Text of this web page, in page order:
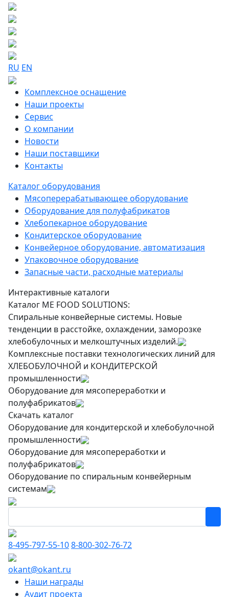
RU EN
Комплексное оснащение
Наши проекты
Сервис
О компании
Новости
Наши поставщики
Контакты
Каталог оборудования
Мясоперерабатывающее оборудование
Оборудование для полуфабрикатов
Хлебопекарное оборудование
Кондитерское оборудование
Конвейерное оборудование, автоматизация
Упаковочное оборудование
Запасные части, расходные материалы
Интерактивные каталоги
Каталог ME FOOD SOLUTIONS:
Спиральные конвейерные системы. Новые
тенденции в расстойке, охлаждении, заморозке
хлебобулочных и мелкоштучных изделий.
Комплексные поставки технологических линий для
ХЛЕБОБУЛОЧНОЙ и КОНДИТЕРСКОЙ
промышленности
Оборудование для мясопереработки и
полуфабрикатов
Скачать каталог
Оборудование для кондитерской и хлебобулочной
промышленности
Оборудование для мясопереработки и
полуфабрикатов
Оборудование по спиральным конвейерным
системам
8-495-797-55-108-800-302-76-72
okant@okant.ru
Наши награды
Аудит проекта